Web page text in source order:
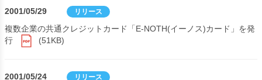
2001/05/29 リリース
複数企業の共通クレジットカード「E-NOTH(イーノス)カード」を発
行
(51KB)
2001/05/24 リリース